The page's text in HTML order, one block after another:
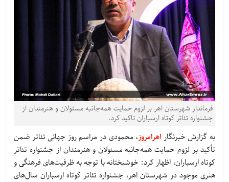
فرماندار شهرستان اهر بر لزوم حمایت همه‌جانبه مسئولان و هنرمندان از
جشنواره تئاتر کوتاه ارسباران تاکید کرد.
به گزارش خبرنگار اهرامروز، محمودی در مراسم روز جهانی تئاتر ضمن
تأکید بر لزوم حمایت همه‌جانبه مسئولان و هنرمندان از جشنواره تئاتر
کوتاه ارسباران، اظهار کرد: خوشبختانه با توجه به ظرفیت‌های فرهنگی و
هنری موجود در شهرستان اهر، جشنواره تئاتر کوتاه ارسباران سال‌های